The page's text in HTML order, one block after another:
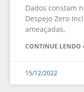
Dados constam
Despejo Zero
ameaçadas,
CONTINUE LENDO
15/12/2022